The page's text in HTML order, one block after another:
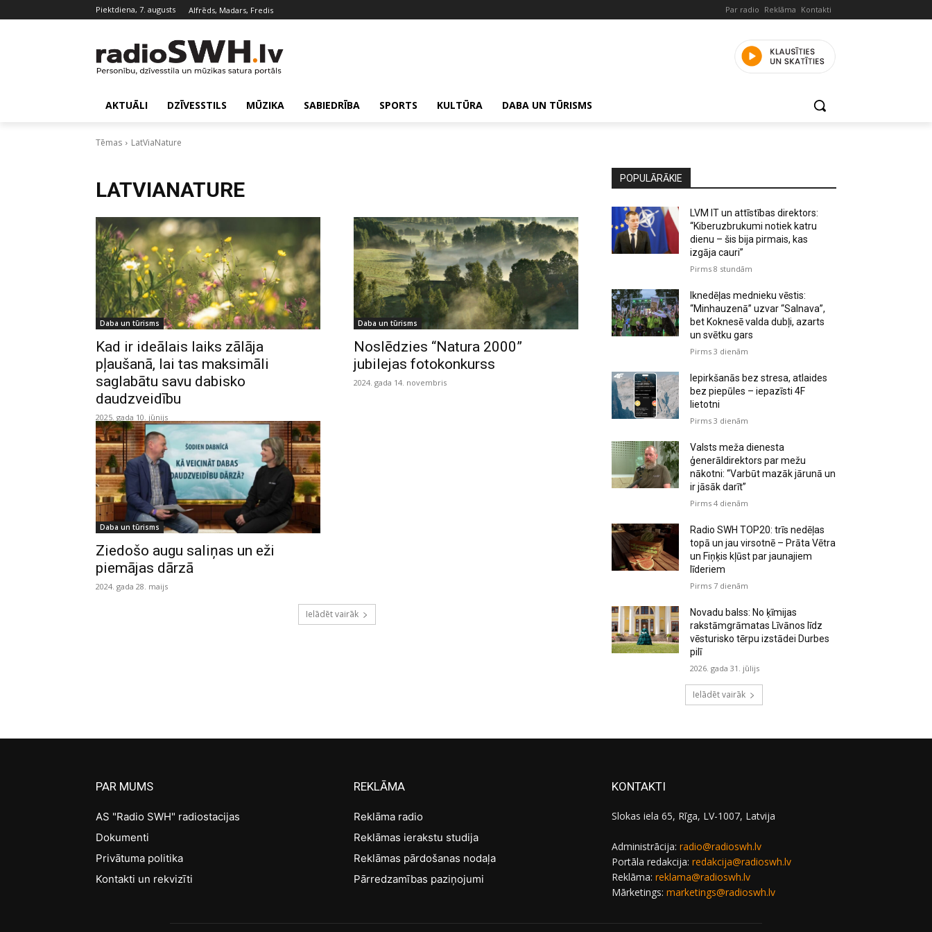
piektdiena, 7. augusts Alfrēds, Madars, Fredis Par radio Reklāma Kontakti
AKTUĀLI DZĪVESSTILS MŪZIKA SABIEDRĪBA SPORTS KULTŪRA DABA UN TŪRISMS
Tēmas LatViaNature
LATVIANATURE
Daba un tūrisms
Kad ir ideālais laiks zālāja
pļaušanā, lai tas maksimāli
saglabātu savu dabisko
daudzveidību
2025. gada 10. jūnijs
Daba un tūrisms
Noslēdzies “Natura 2000”
jubilejas fotokonkurss
2024. gada 14. novembris
Daba un tūrisms
Ziedošo augu saliņas un eži
piemājas dārzā
2024. gada 28. maijs
Ielādēt vairāk
POPULĀRĀKIE
LVM IT un attīstības direktors:
“Kiberuzbrukumi notiek katru
dienu – šis bija pirmais, kas
izgāja cauri”
Pirms 8 stundām
Iknedēļas mednieku vēstis:
“Minhauzenā” uzvar “Salnava”,
bet Koknesē valda dubļi, azarts
un svētku gars
Pirms 3 dienām
Iepirkšanās bez stresa, atlaides
bez piepūles – iepazīsti 4F
lietotni
Pirms 3 dienām
Valsts meža dienesta
ģenerāldirektors par mežu
nākotni: “Varbūt mazāk jārunā un
ir jāsāk darīt”
Pirms 4 dienām
Radio SWH TOP20: trīs nedēļas
topā un jau virsotnē – Prāta Vētra
un Fiņķis kļūst par jaunajiem
līderiem
Pirms 7 dienām
Novadu balss: No ķīmijas
rakstāmgrāmatas Līvānos līdz
vēsturisko tērpu izstādei Durbes
pilī
2026. gada 31. jūlijs
Ielādēt vairāk
PAR MUMS
AS "Radio SWH" radiostacijas
Dokumenti
Privātuma politika
Kontakti un rekvizīti
REKLĀMA
Reklāma radio
Reklāmas ierakstu studija
Reklāmas pārdošanas nodaļa
Pārredzamības paziņojumi
KONTAKTI
Slokas iela 65, Rīga, LV-1007, Latvija
Administrācija: radio@radioswh.lv
Portāla redakcija: redakcija@radioswh.lv
Reklāma: reklama@radioswh.lv
Mārketings: marketings@radioswh.lv